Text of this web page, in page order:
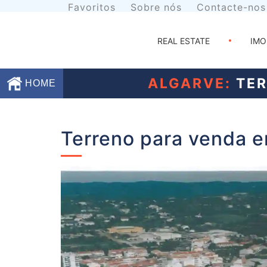
Favoritos Sobre nós Contacte-nos
REAL ESTATE
HOME ALGARVE:
Contacte-
Terreno para venda